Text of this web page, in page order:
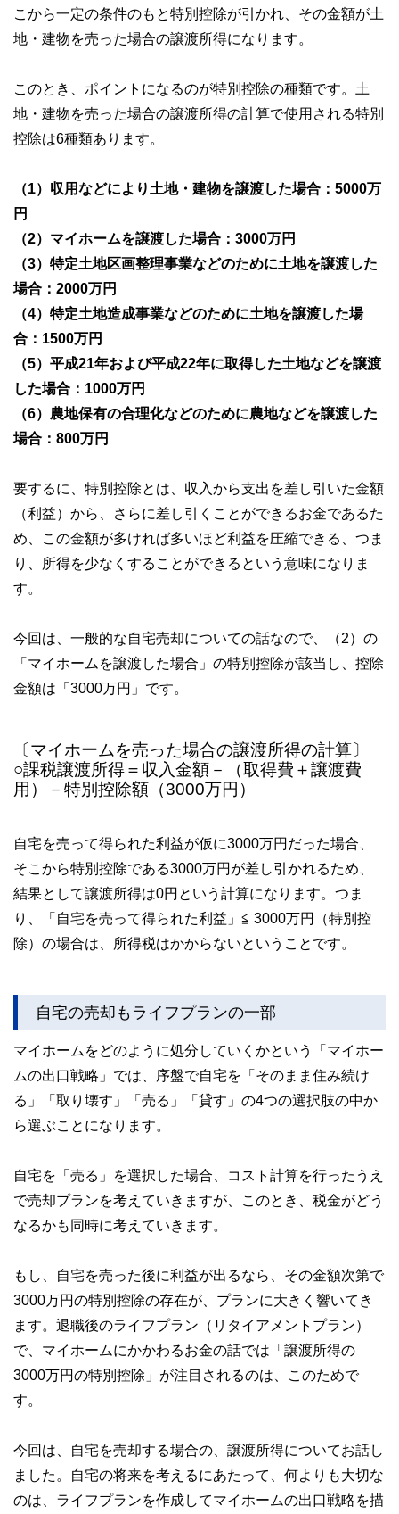
こから一定の条件のもと特別控除が引かれ、その金額が土
地・建物を売った場合の譲渡所得になります。
このとき、ポイントになるのが特別控除の種類です。土
地・建物を売った場合の譲渡所得の計算で使用される特別
控除は6種類あります。
（1）収用などにより土地・建物を譲渡した場合：5000万
円
（2）マイホームを譲渡した場合：3000万円
（3）特定土地区画整理事業などのために土地を譲渡した
場合：2000万円
（4）特定土地造成事業などのために土地を譲渡した場
合：1500万円
（5）平成21年および平成22年に取得した土地などを譲渡
した場合：1000万円
（6）農地保有の合理化などのために農地などを譲渡した
場合：800万円
要するに、特別控除とは、収入から支出を差し引いた金額
（利益）から、さらに差し引くことができるお金であるた
め、この金額が多ければ多いほど利益を圧縮できる、つま
り、所得を少なくすることができるという意味になりま
す。
今回は、一般的な自宅売却についての話なので、（2）の
「マイホームを譲渡した場合」の特別控除が該当し、控除
金額は「3000万円」です。
〔マイホームを売った場合の譲渡所得の計算〕
○課税譲渡所得＝収入金額－（取得費＋譲渡費
用）－特別控除額（3000万円）
自宅を売って得られた利益が仮に3000万円だった場合、
そこから特別控除である3000万円が差し引かれるため、
結果として譲渡所得は0円という計算になります。つま
り、「自宅を売って得られた利益」≦ 3000万円（特別控
除）の場合は、所得税はかからないということです。
自宅の売却もライフプランの一部
マイホームをどのように処分していくかという「マイホー
ムの出口戦略」では、序盤で自宅を「そのまま住み続け
る」「取り壊す」「売る」「貸す」の4つの選択肢の中か
ら選ぶことになります。
自宅を「売る」を選択した場合、コスト計算を行ったうえ
で売却プランを考えていきますが、このとき、税金がどう
なるかも同時に考えていきます。
もし、自宅を売った後に利益が出るなら、その金額次第で
3000万円の特別控除の存在が、プランに大きく響いてき
ます。退職後のライフプラン（リタイアメントプラン）
で、マイホームにかかわるお金の話では「譲渡所得の
3000万円の特別控除」が注目されるのは、このためで
す。
今回は、自宅を売却する場合の、譲渡所得についてお話し
ました。自宅の将来を考えるにあたって、何よりも大切な
のは、ライフプランを作成してマイホームの出口戦略を描